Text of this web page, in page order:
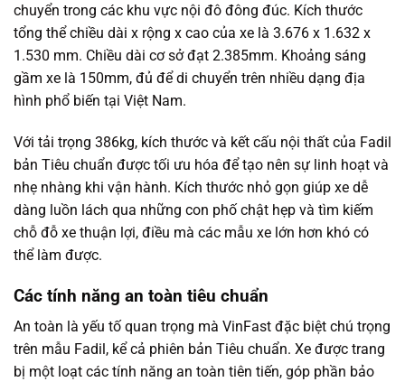
chuyển trong các khu vực nội đô đông đúc. Kích thước
tổng thể chiều dài x rộng x cao của xe là 3.676 x 1.632 x
1.530 mm. Chiều dài cơ sở đạt 2.385mm. Khoảng sáng
gầm xe là 150mm, đủ để di chuyển trên nhiều dạng địa
hình phổ biến tại Việt Nam.
Với tải trọng 386kg, kích thước và kết cấu nội thất của Fadil
bản Tiêu chuẩn được tối ưu hóa để tạo nên sự linh hoạt và
nhẹ nhàng khi vận hành. Kích thước nhỏ gọn giúp xe dễ
dàng luồn lách qua những con phố chật hẹp và tìm kiếm
chỗ đỗ xe thuận lợi, điều mà các mẫu xe lớn hơn khó có
thể làm được.
Các tính năng an toàn tiêu chuẩn
An toàn là yếu tố quan trọng mà VinFast đặc biệt chú trọng
trên mẫu Fadil, kể cả phiên bản Tiêu chuẩn. Xe được trang
bị một loạt các tính năng an toàn tiên tiến, góp phần bảo